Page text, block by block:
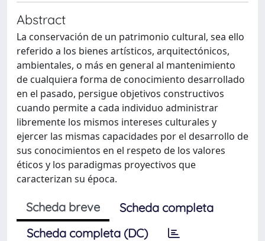
Abstract
La conservación de un patrimonio cultural, sea ello
referido a los bienes artísticos, arquitectónicos,
ambientales, o más en general al mantenimiento
de cualquiera forma de conocimiento desarrollado
en el pasado, persigue objetivos constructivos
cuando permite a cada individuo administrar
libremente los mismos intereses culturales y
ejercer las mismas capacidades por el desarrollo de
sus conocimientos en el respeto de los valores
éticos y los paradigmas proyectivos que
caracterizan su época.
Scheda breve
Scheda completa
Scheda completa (DC)